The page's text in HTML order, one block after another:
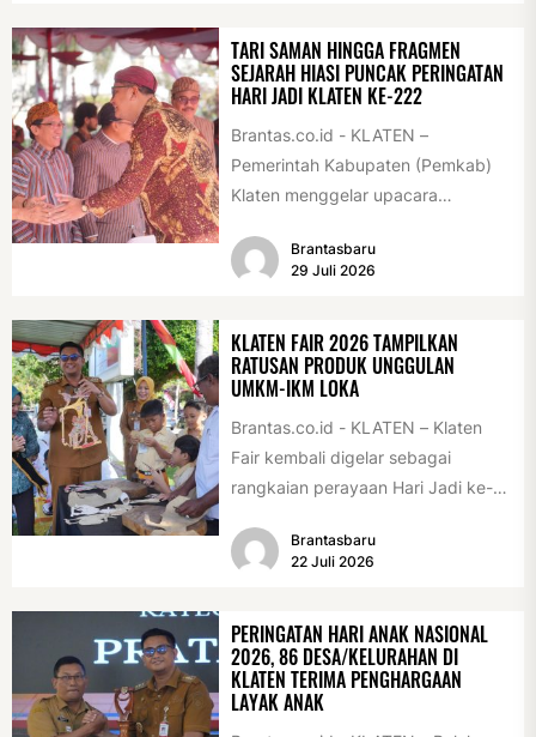
TARI SAMAN HINGGA FRAGMEN
SEJARAH HIASI PUNCAK PERINGATAN
HARI JADI KLATEN KE-222
Brantas.co.id - KLATEN –
Pemerintah Kabupaten (Pemkab)
Klaten menggelar upacara
di Alun-alun Klaten, Selasa
(28/7/2026)....
Brantasbaru
29 Juli 2026
KLATEN FAIR 2026 TAMPILKAN
RATUSAN PRODUK UNGGULAN
UMKM-IKM LOKA
Brantas.co.id - KLATEN – Klaten
Fair kembali digelar sebagai
rangkaian perayaan Hari Jadi ke-
Acara ini digelar...
Brantasbaru
22 Juli 2026
PERINGATAN HARI ANAK NASIONAL
2026, 86 DESA/KELURAHAN DI
KLATEN TERIMA PENGHARGAAN
LAYAK ANAK